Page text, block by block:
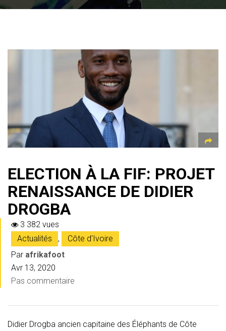
ELECTION À LA FIF: PROJET
RENAISSANCE DE DIDIER
DROGBA
3 382 vues
Actualités
,
Côte d'Ivoire
Par afrikafoot
Avr 13, 2020
Pas commentaire
Didier Drogba ancien capitaine des Éléphants de Côte